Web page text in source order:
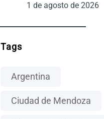
1 de agosto de 2026
Tags
Argentina
Ciudad de Mendoza